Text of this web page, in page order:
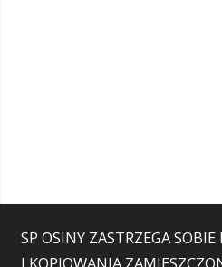
SP OSINY ZASTRZEGA
I KOPIOWANIA